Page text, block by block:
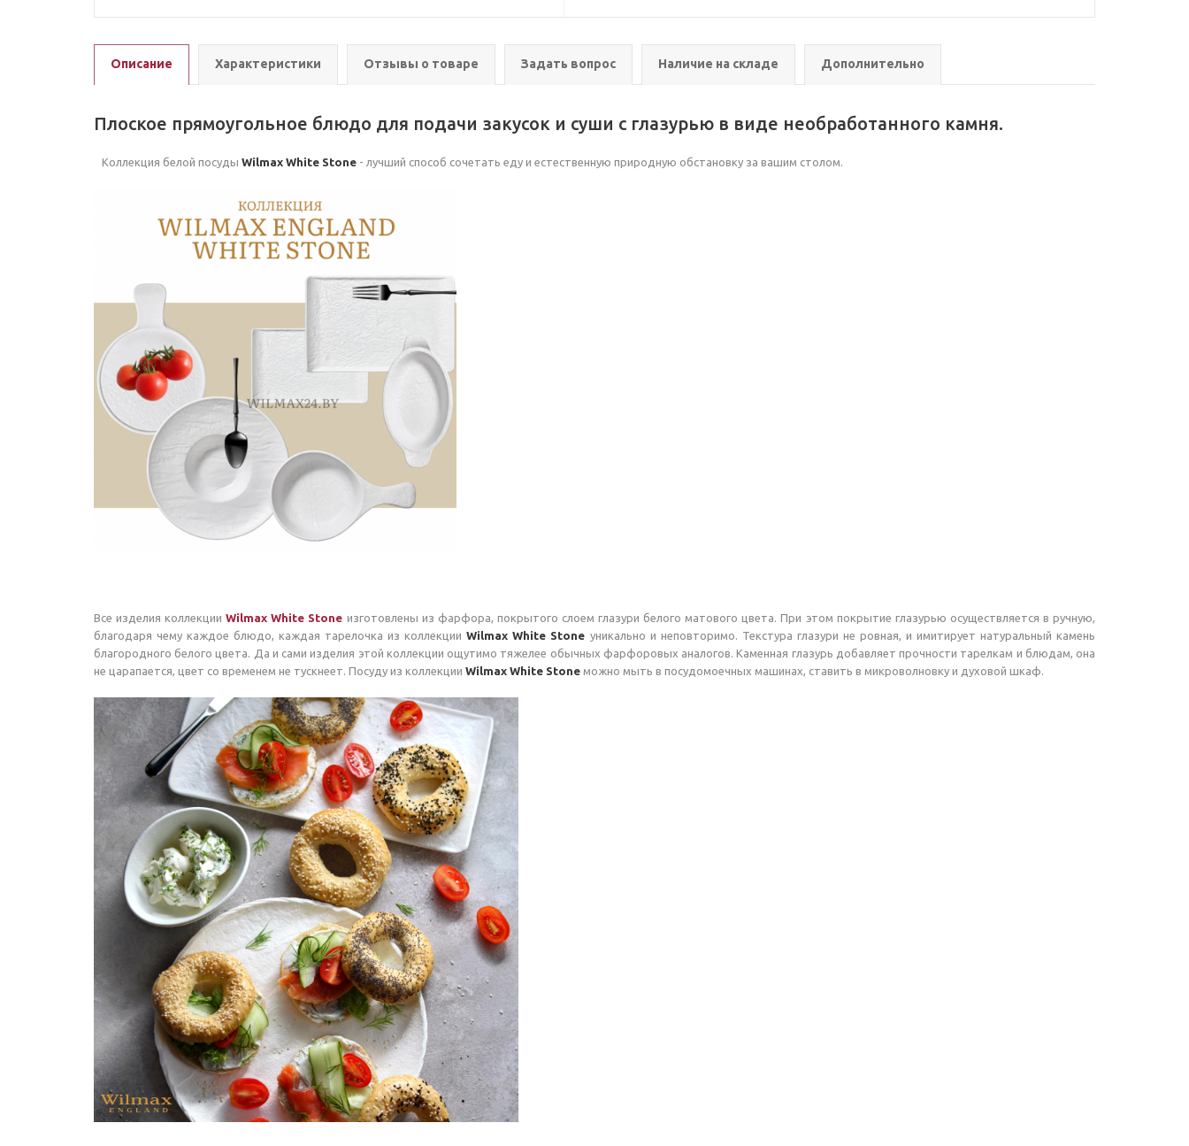
Описание Характеристики Отзывы о товаре Задать вопрос Наличие на складе Дополнительно
Плоское прямоугольное блюдо для подачи закусок и суши с глазурью в виде необработанного камня.
Коллекция белой посуды Wilmax White Stone - лучший способ сочетать еду и естественную природную обстановку за вашим столом.
Все изделия коллекцииWilmax White Stone изготовлены из фарфора, покрытого слоем глазури белого матового цвета. При этом покрытие глазурью осуществляется в ручную,
благодаря чему каждое блюдо, каждая тарелочка из коллекцииWilmax White Stone уникально и неповторимо. Текстура глазури не ровная, и имитирует натуральный камень
благородного белого цвета. Да и сами изделия этой коллекции ощутимо тяжелее обычных фарфоровых аналогов. Каменная глазурь добавляет прочности тарелкам и блюдам, она
не царапается, цвет со временем не тускнеет. Посуду из коллекции Wilmax White Stone можно мыть в посудомоечных машинах, ставить в микроволновку и духовой шкаф.